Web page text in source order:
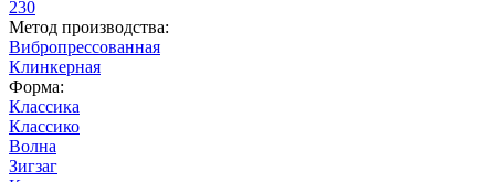
230
Метод производства:
Вибропрессованная
Клинкерная
Форма:
Классика
Классико
Волна
Зигзаг